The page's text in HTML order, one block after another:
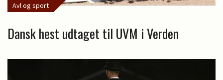
Avl og sport
Dansk hest udtaget til UVM i Verden